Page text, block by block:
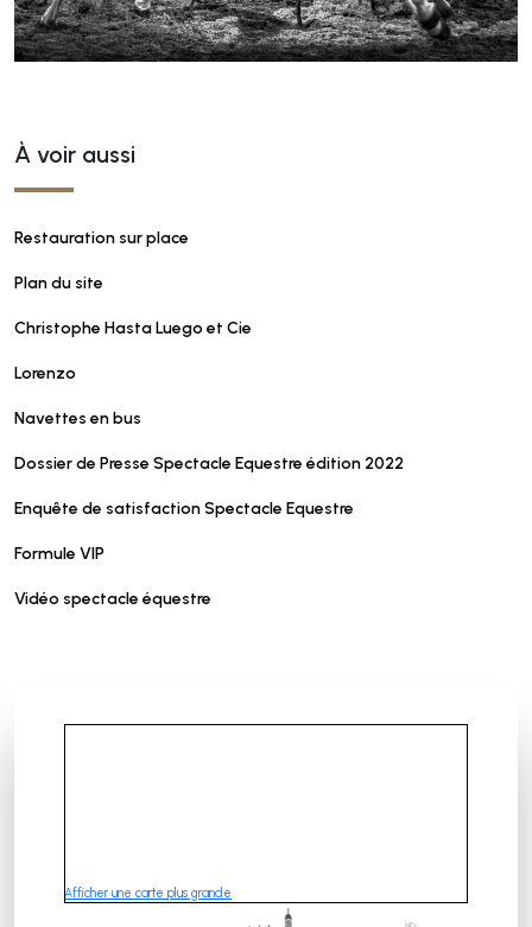
À voir aussi
Restauration sur place
Plan du site
Christophe Hasta Luego et Cie
Lorenzo
Navettes en bus
Dossier de Presse Spectacle Equestre édition 2022
Enquête de satisfaction Spectacle Equestre
Formule VIP
Vidéo spectacle équestre
Afficher une carte plus grande